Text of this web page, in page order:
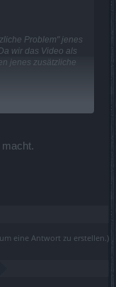
Problem" jenes
wir das Video als
jenes zusätzliche
Verhaltensweisen
des Aggro-
eine Antwort zu erstellen.)